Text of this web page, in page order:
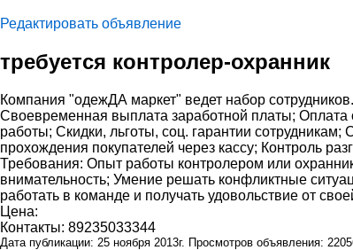
Редактировать объявление
требуется контролер-охранник
Компания "одежДА маркет" ведет набор
Своевременная выплата заработной платы; Оплата
работы; Скидки, льготы, соц. гарантии
прохождения покупателей через кассу; Контроль
Требования: Опыт работы контролером или
внимательность; Умение решать конфликтные
работать в команде и получать удовольствие от
Цена:
Контакты: 89235033344
Дата публикации: 25 ноября 2013г. Просмотров объявления: